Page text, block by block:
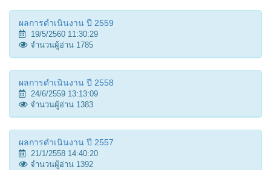
ผลการดำเนินงาน ปี 2559
19/5/2560 11:30:29
จำนวนผู้อ่าน 1785
ผลการดำเนินงาน ปี 2558
24/6/2559 13:13:09
จำนวนผู้อ่าน 1383
ผลการดำเนินงาน ปี 2557
21/1/2558 14:40:20
จำนวนผู้อ่าน 1392